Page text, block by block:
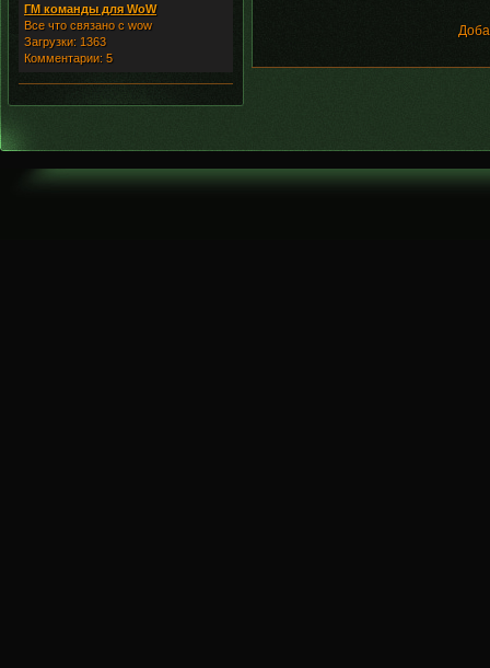
ГМ команды для WoW
Все что связано с wow
Загрузки: 1363
Комментарии: 5